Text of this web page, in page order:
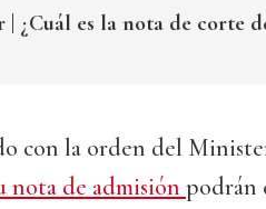
| ¿Cuál es la nota de corte
con la orden del
nota de admisión podrán